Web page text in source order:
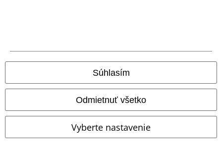
Súhlasím
Odmietnuť všetko
Vyberte nastavenie
A Warner Music Group Company